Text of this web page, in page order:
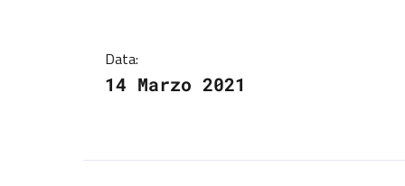
Data:
14 Marzo 2021